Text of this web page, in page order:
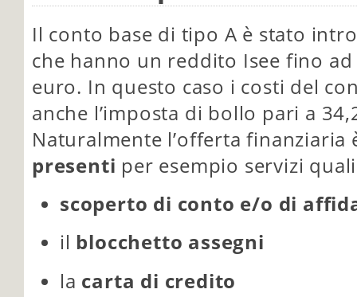
Il conto base di tipo A è stato
che hanno un reddito Isee fino
euro. In questo caso i costi del
anche l’imposta di bollo pari a
Naturalmente l’offerta
presenti per esempio servizi
scoperto di conto e/o di
il blocchetto assegni
la carta di credito